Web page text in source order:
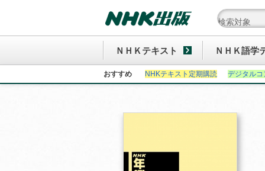
ＮＨＫテキスト ＮＨＫ語学
おすすめ NHKテキスト定期購読 デジタル